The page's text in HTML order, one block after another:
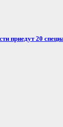
приедут 20